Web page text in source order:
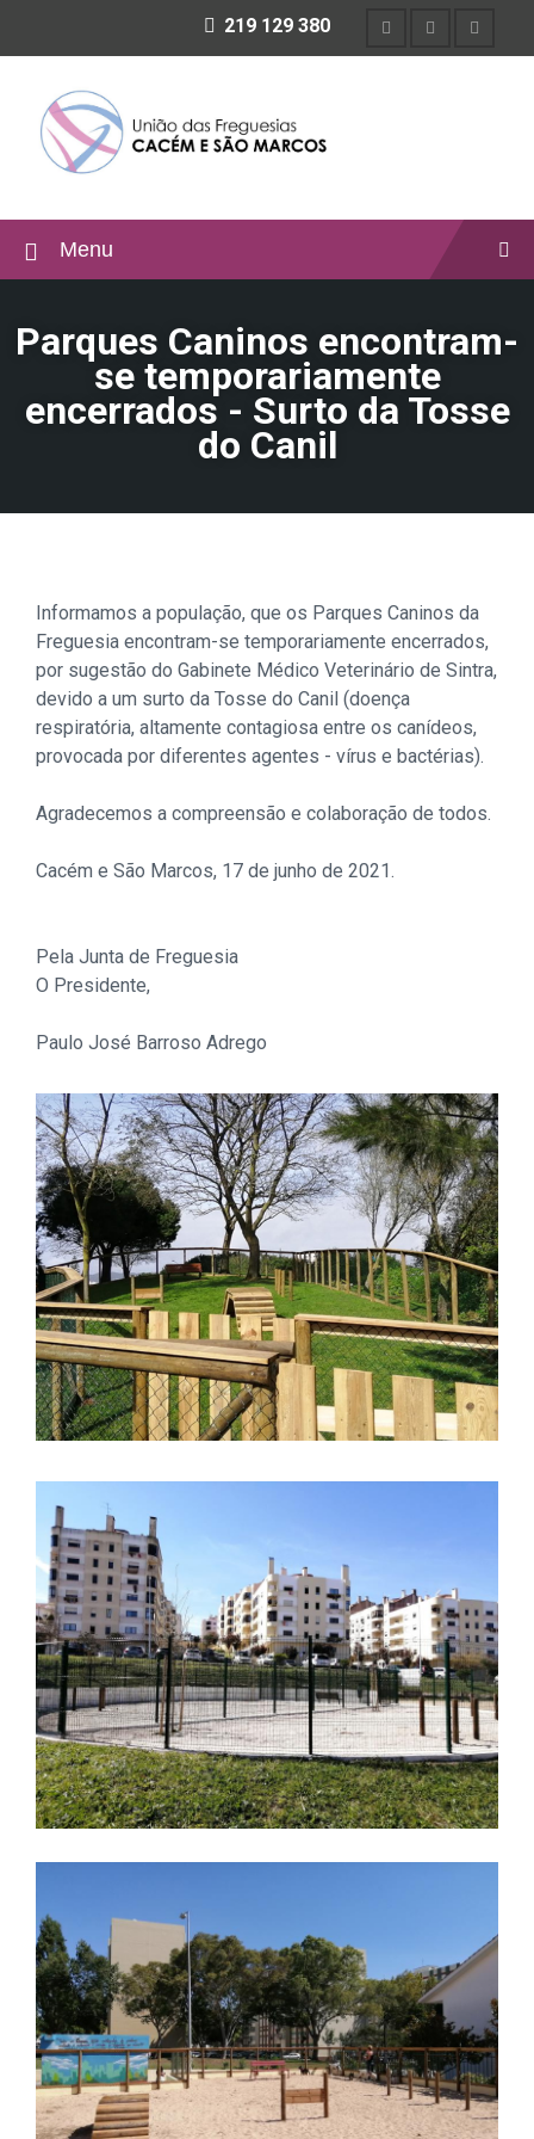
219 129 380
Menu
Parques Caninos encontram-
se temporariamente
encerrados - Surto da Tosse
do Canil
Informamos a população, que os Parques Caninos da
Freguesia encontram-se temporariamente encerrados,
por sugestão do Gabinete Médico Veterinário de Sintra,
devido a um surto da Tosse do Canil (doença
respiratória, altamente contagiosa entre os canídeos,
provocada por diferentes agentes - vírus e bactérias).
Agradecemos a compreensão e colaboração de todos.
Cacém e São Marcos, 17 de junho de 2021.
Pela Junta de Freguesia
O Presidente,
Paulo José Barroso Adrego